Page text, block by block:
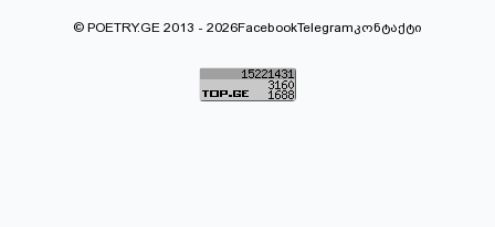
© POETRY.GE 2013 - 2026FacebookTelegramკონტაქტი